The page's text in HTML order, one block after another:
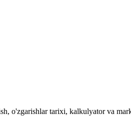
o'zgarishlar tarixi, kalkulyator va